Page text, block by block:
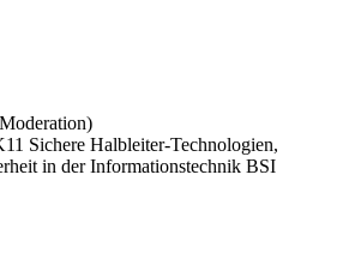
Sichere Halbleiter-Technologien,
in der Informationstechnik BSI